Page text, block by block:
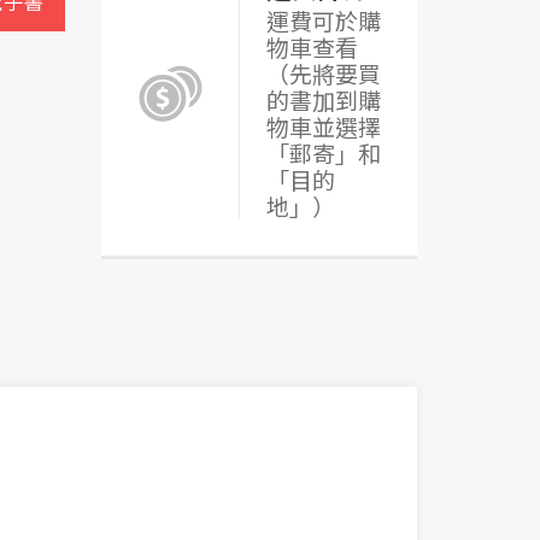
運費可於購
物車查看
（先將要買
的書加到購
物車並選擇
「郵寄」和
「目的
地」）